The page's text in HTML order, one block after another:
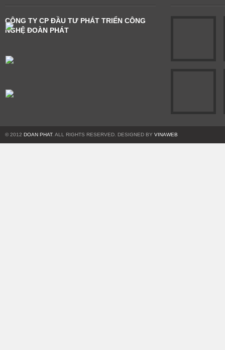
CÔNG TY CP ĐẦU TƯ PHÁT TRIỂN CÔNG
NGHỆ ĐOÀN PHÁT
© 2012 DOAN PHAT. ALL RIGHTS RESERVED. DESIGNED BY VINAWEB